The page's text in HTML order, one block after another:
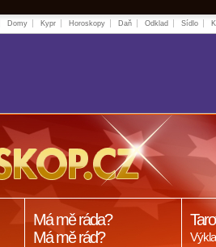
Domy Kypr Horoskopy Daň Odklad Sídlo
Má mě ráda?
Má mě rád?